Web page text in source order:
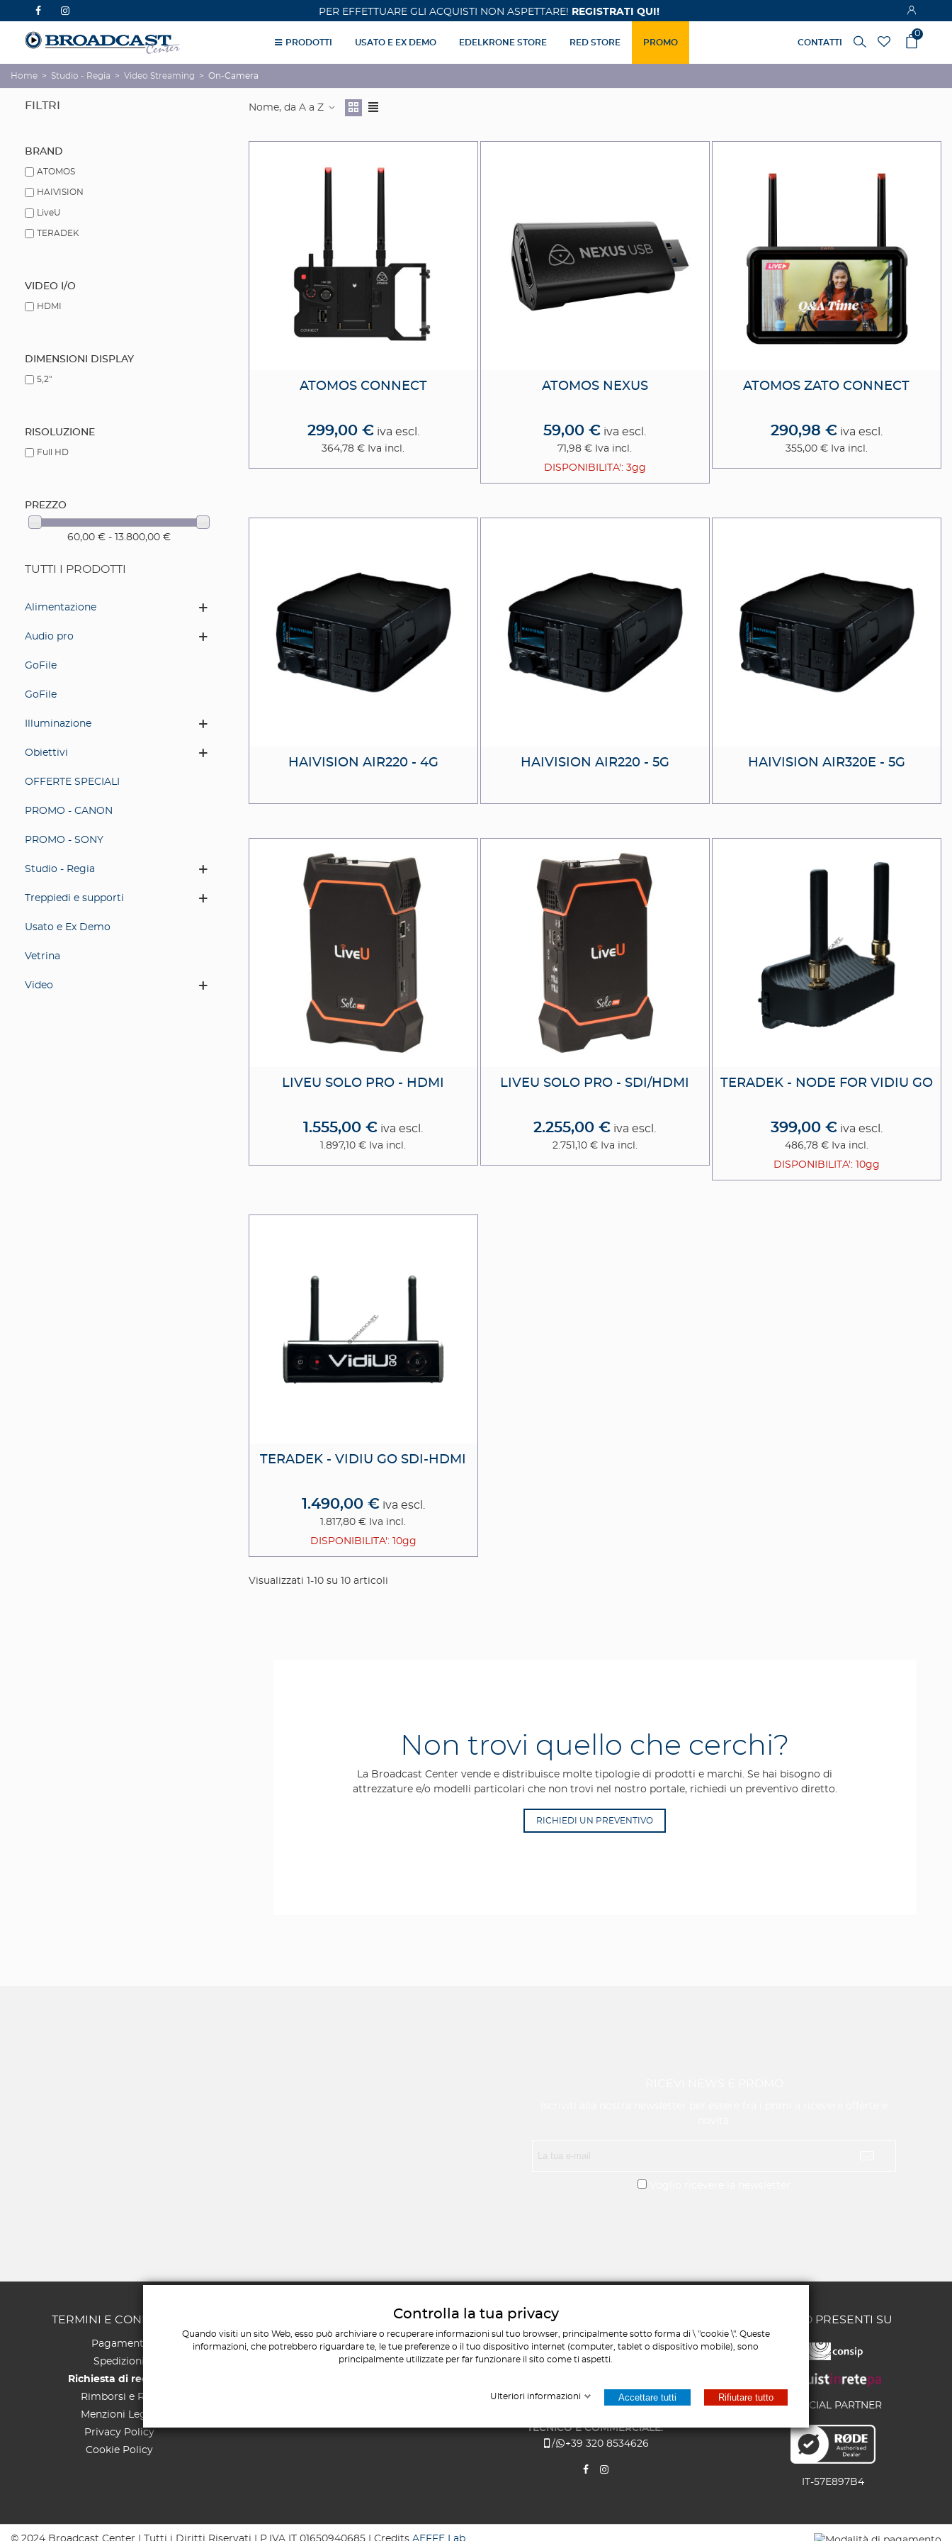
PER EFFETTUARE GLI ACQUISTI NON ASPETTARE! REGISTRATI QUI!
PRODOTTI USATO E EX DEMO EDELKRONE STORE RED STORE PROMO CONTATTI
0
Home > Studio - Regia > Video Streaming > On-Camera
FILTRI
BRAND
ATOMOS
HAIVISION
LiveU
TERADEK
VIDEO I/O
HDMI
DIMENSIONI DISPLAY
5,2"
RISOLUZIONE
Full HD
PREZZO
60,00 € - 13.800,00 €
TUTTI I PRODOTTI
Alimentazione
Audio pro
GoFile
GoFile
Illuminazione
Obiettivi
OFFERTE SPECIALI
PROMO - CANON
PROMO - SONY
Studio - Regia
Treppiedi e supporti
Usato e Ex Demo
Vetrina
Video
Nome, da A a Z
ATOMOS CONNECT
299,00 € iva escl.
364,78 € Iva incl.
ATOMOS NEXUS
59,00 € iva escl.
71,98 € Iva incl.
DISPONIBILITA': 3gg
ATOMOS ZATO CONNECT
290,98 € iva escl.
355,00 € Iva incl.
HAIVISION AIR220 - 4G HAIVISION AIR220 - 5G HAIVISION AIR320E - 5G
LIVEU SOLO PRO - HDMI
1.555,00 € iva escl.
1.897,10 € Iva incl.
LIVEU SOLO PRO - SDI/HDMI
2.255,00 € iva escl.
2.751,10 € Iva incl.
TERADEK - NODE FOR VIDIU GO
399,00 € iva escl.
486,78 € Iva incl.
DISPONIBILITA': 10gg
TERADEK - VIDIU GO SDI-HDMI
1.490,00 € iva escl.
1.817,80 € Iva incl.
DISPONIBILITA': 10gg
Visualizzati 1-10 su 10 articoli
Non trovi quello che cerchi?
La Broadcast Center vende e distribuisce molte tipologie di prodotti e marchi. Se hai bisogno di
attrezzature e/o modelli particolari che non trovi nel nostro portale, richiedi un preventivo diretto.
RICHIEDI UN PREVENTIVO
TERMINI E CONDIZIONI
Pagamenti
Spedizioni
Richiesta di recesso
Rimborsi e Resi
Menzioni Legali
Privacy Policy
Cookie Policy
SERVIZIO CLIENTI
Chi siamo
Contatti
COME TROVARCI
Via Giovanni Chiarini, 56/58 - 65126
Pescara
+39 085 4511206
TECNICO E COMMERCIALE:
/
+39 320 8534626
SIAMO PRESENTI SU
OFFICIAL PARTNER
IT-57E897B4
Controlla la tua privacy
Quando visiti un sito Web, esso può archiviare o recuperare informazioni sul tuo browser, principalmente sotto forma di \ "cookie \". Queste
informazioni, che potrebbero riguardare te, le tue preferenze o il tuo dispositivo internet (computer, tablet o dispositivo mobile), sono
principalmente utilizzate per far funzionare il sito come ti aspetti.
Ulteriori informazioni Accettare tutti Rifiutare tutto